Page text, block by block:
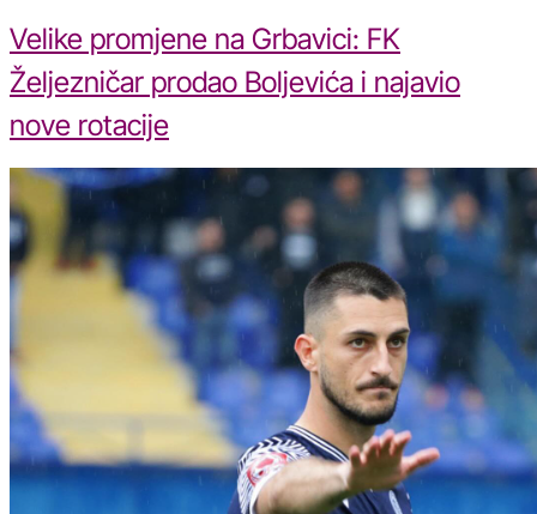
Velike promjene na Grbavici: FK
Željezničar prodao Boljevića i najavio
nove rotacije